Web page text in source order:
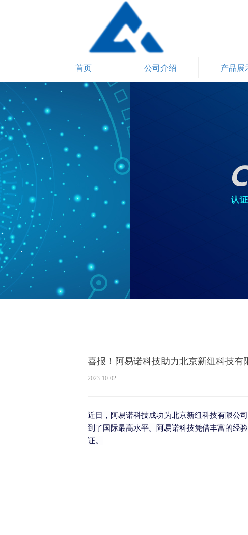
首页 公司介绍 产品展
喜报！阿易诺科技助力北京新纽科技
2023-10-02
近日，阿易诺科技成功为北京新纽科技有限公
到了国际最高水平。阿易诺科技凭借丰富的经
证。